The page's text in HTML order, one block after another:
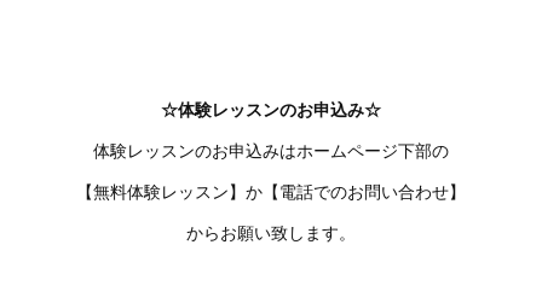
☆体験レッスンのお申込み☆
体験レッスンのお申込みはホームページ下部の
【無料体験レッスン】か【電話でのお問い合わせ】
からお願い致します。